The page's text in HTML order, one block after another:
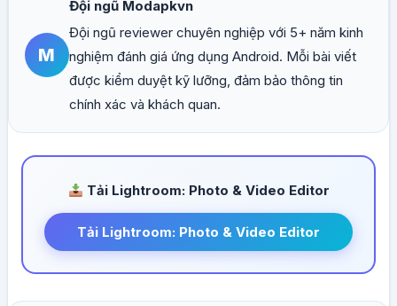
M
Đội ngũ Modapkvn
Đội ngũ reviewer chuyên nghiệp với 5+ năm kinh
nghiệm đánh giá ứng dụng Android. Mỗi bài viết
được kiểm duyệt kỹ lưỡng, đảm bảo thông tin
chính xác và khách quan.
Tải Lightroom: Photo & Video Editor
Tải Lightroom: Photo & Video Editor